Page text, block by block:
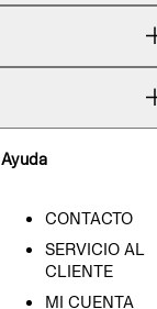
Ayuda
CONTACTO
SERVICIO AL
CLIENTE
MI CUENTA